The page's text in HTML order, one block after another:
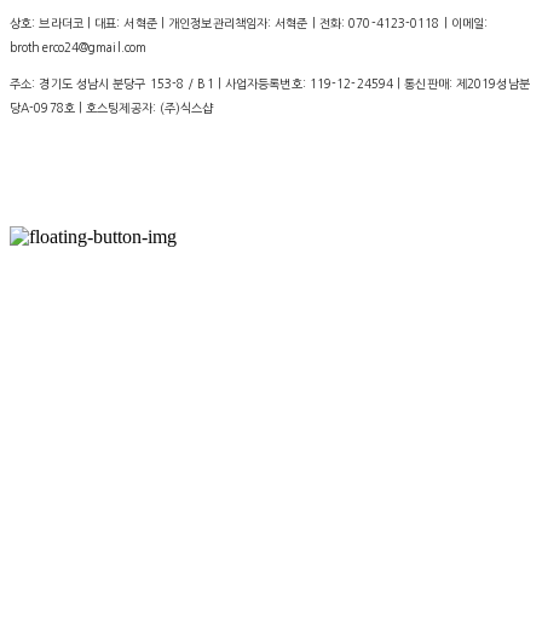
상호: 브라더코 | 대표: 서혁준 | 개인정보관리책임자: 서혁준 | 전화: 070-4123-0118 | 이메일:
brotherco24@gmail.com
주소: 경기도 성남시 분당구 153-8 / B1 | 사업자등록번호: 119-12-24594 | 통신판매: 제2019성남분
당A-0978호 | 호스팅제공자: (주)식스샵